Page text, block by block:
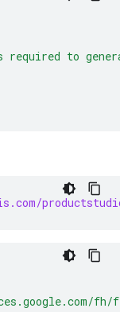
to
fh/